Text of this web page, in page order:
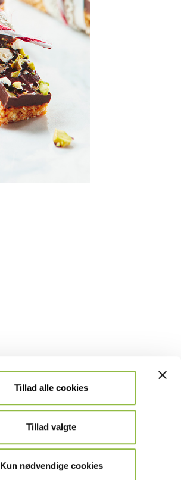
Tillad alle cookies
Tillad valgte
Kun nødvendige cookies